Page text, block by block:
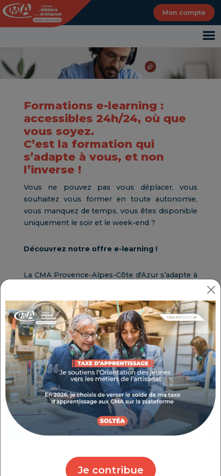
Mon compte
Je contribue
Formations e-learning :
accessibles 24h/24, où que
vous soyez.
C’est la formation qui
s’adapte à vous, et non
l’inverse !
Vous ne pouvez pas vous déplacer, vous
souhaitez vous former en toute autonomie,
vous manquez de temps, vous êtes disponible
uniquement le soir et le week-end ?
Découvrez notre offre e-learning !
La CMA Provence-Alpes-Côte d'Azur s’adapte à
plus de formationsflexibles,efficaces, dans
lesquelles vous évoluezà votre rythme. Pour
éviter les pannes de motivation, untuteurest
à vos côtés et vous coache tout au long du
programme.
Voir les accompagnements
Suivez votre parcours digitalisé et
individualisé !
Les avantages :
Panneau de gestion des cookies